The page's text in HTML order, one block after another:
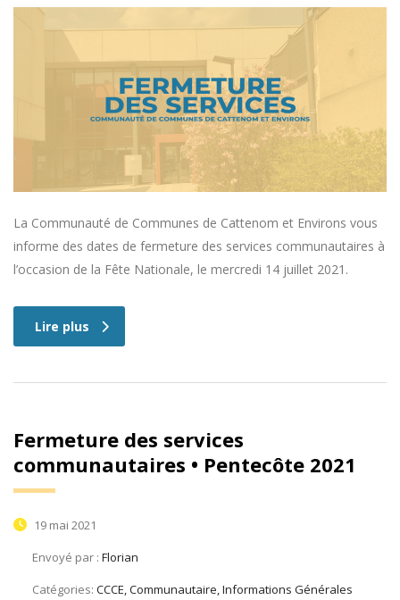
La Communauté de Communes de Cattenom et Environs vous
informe des dates de fermeture des services communautaires à
l’occasion de la Fête Nationale, le mercredi 14 juillet 2021.
Lire plus
Fermeture des services
communautaires • Pentecôte 2021
19 mai 2021
Envoyé par : Florian
Catégories: CCCE, Communautaire, Informations Générales